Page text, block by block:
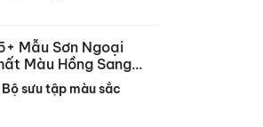
Mẫu Sơn Ngoại
Màu Hồng Sang
Đẹp Nhất 2026
Bộ sưu tập màu sắc